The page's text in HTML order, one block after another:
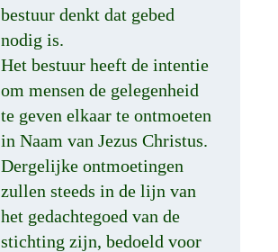
bestuur denkt dat gebed
nodig is.
Het bestuur heeft de intentie
om mensen de gelegenheid
te geven elkaar te ontmoeten
in Naam van Jezus Christus.
Dergelijke ontmoetingen
zullen steeds in de lijn van
het gedachtegoed van de
stichting zijn, bedoeld voor